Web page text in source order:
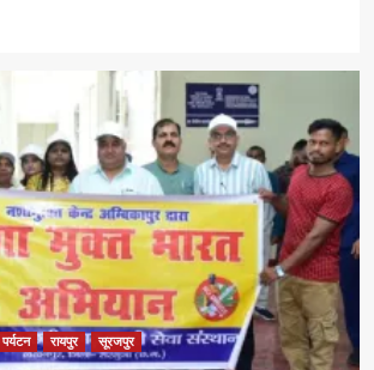
पर्यटन रायपुर सूरजपुर